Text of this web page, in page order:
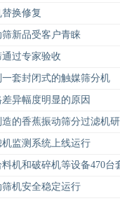
换修复
新品受客户青睐
过专家验收
套封闭式的触媒筛分机
异幅度明显的原因
的香蕉振动筛分过滤机
监测系统上线运行
机和破碎机等设备470台
机安全稳定运行